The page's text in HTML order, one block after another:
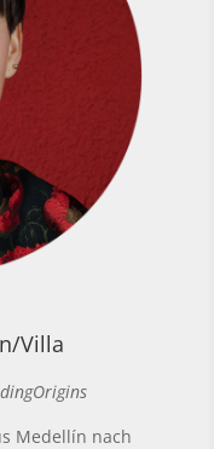
Villa
Medellín nach